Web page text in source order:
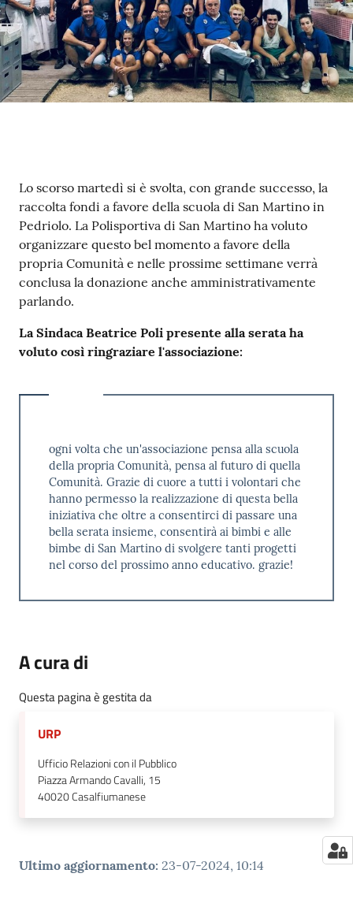
Contenuto
Lo scorso martedì si è svolta, con grande successo, la
raccolta fondi a favore della scuola di San Martino in
Pedriolo. La Polisportiva di San Martino ha voluto
organizzare questo bel momento a favore della
propria Comunità e nelle prossime settimane verrà
conclusa la donazione anche amministrativamente
parlando.
La Sindaca Beatrice Poli presente alla serata ha
voluto così ringraziare l'associazione:
ogni volta che un'associazione pensa alla scuola
della propria Comunità, pensa al futuro di quella
Comunità. Grazie di cuore a tutti i volontari che
hanno permesso la realizzazione di questa bella
iniziativa che oltre a consentirci di passare una
bella serata insieme, consentirà ai bimbi e alle
bimbe di San Martino di svolgere tanti progetti
nel corso del prossimo anno educativo. grazie!
A cura di
Questa pagina è gestita da
URP
Ufficio Relazioni con il Pubblico
Piazza Armando Cavalli, 15
40020Casalfiumanese
Ultimo aggiornamento: 23-07-2024, 10:14